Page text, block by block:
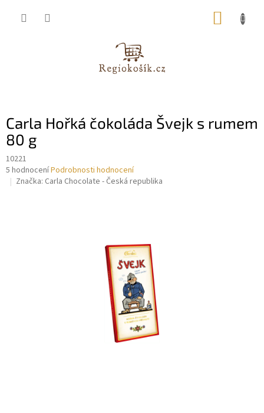
Carla Hořká čokoláda Švejk s rumem
80 g
10221
Průměrné
hodnocení
5 hodnoceníPodrobnosti hodnocení
Značka: Carla Chocolate - Česká republika